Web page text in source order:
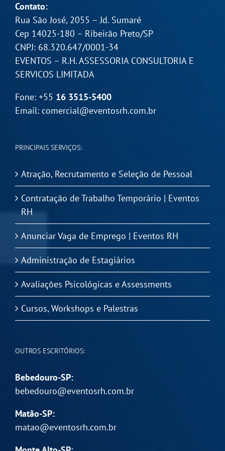
Contato:
Rua São José, 2055 – Jd. Sumaré
Cep 14025-180 – Ribeirão Preto/SP
CNPJ: 68.320.647/0001-34
EVENTOS – R.H. ASSESSORIA CONSULTORIA E
SERVICOS LIMITADA
Fone: +55 16 3515-5400
Email: comercial@eventosrh.com.br
PRINCIPAIS SERVIÇOS:
Atração, Recrutamento e Seleção de Pessoal
Contratação de Trabalho Temporário | Eventos
RH
Anunciar Vaga de Emprego | Eventos RH
Administração de Estagiários
Avaliações Psicológicas e Assessments
Cursos, Workshops e Palestras
OUTROS ESCRITÓRIOS:
Bebedouro-SP:
bebedouro@eventosrh.com.br
Matão-SP:
matao@eventosrh.com.br